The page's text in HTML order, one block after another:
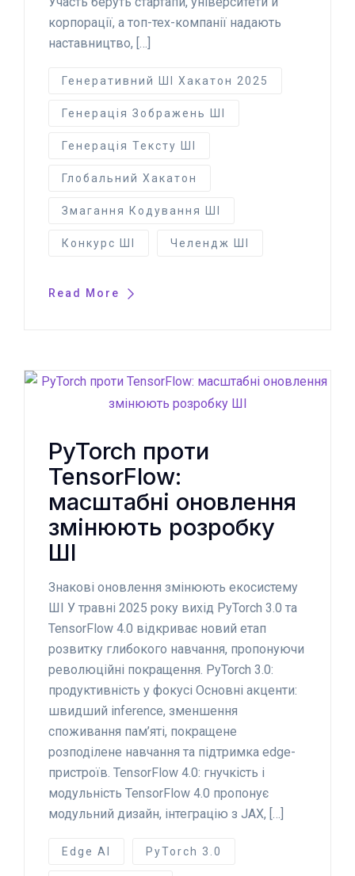
корпорації, а топ-тех-компанії надають
наставництво, […]
Генеративний ШІ Хакатон 2025
Генерація Зображень ШІ
Генерація Тексту ШІ
Глобальний Хакатон
Змагання Кодування ШІ
Конкурс ШІ Челендж ШІ
Read More
PyTorch проти
TensorFlow:
масштабні оновлення
змінюють розробку
ШІ
Знакові оновлення змінюють екосистему
ШІ У травні 2025 року вихід PyTorch 3.0 та
TensorFlow 4.0 відкриває новий етап
розвитку глибокого навчання, пропонуючи
революційні покращення. PyTorch 3.0:
продуктивність у фокусі Основні акценти:
швидший inference, зменшення
споживання пам’яті, покращене
розподілене навчання та підтримка edge-
пристроїв. TensorFlow 4.0: гнучкість і
модульність TensorFlow 4.0 пропонує
модульний дизайн, інтеграцію з JAX, […]
Edge AI PyTorch 3.0